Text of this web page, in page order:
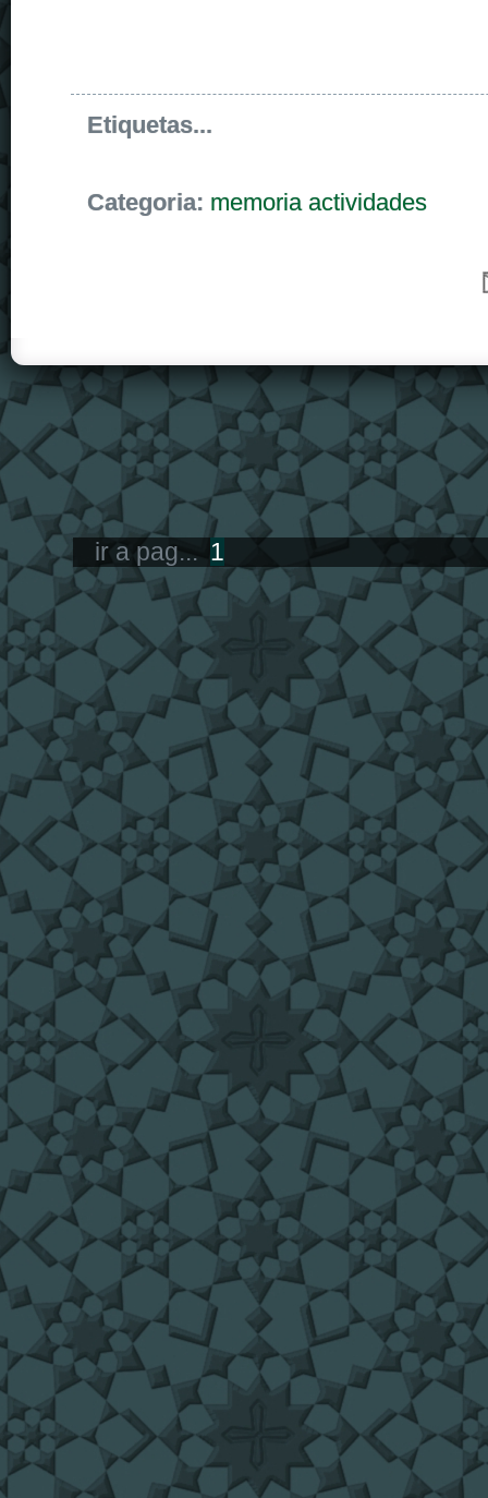
Etiquetas...
Categoria: memoria actividades
ir a pag... 1